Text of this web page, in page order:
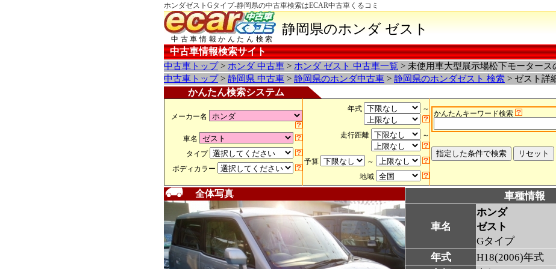
ホンダゼストGタイプ-静岡県の中古車検索はECAR中古車くるコミ
中古車情報かんたん検索
静岡県のホンダ ゼスト
中古車情報検索サイト
中古車トップ> ホンダ 中古車 > ホンダ ゼスト 中古車一覧 > 未使用車大型展示場松下モータース
中古車トップ> 静岡県 中古車 > 静岡県のホンダ中古車 > 静岡県のホンダゼスト 検索 > ゼスト詳
かんたん検索システム
メーカー名
車名
タイプ
ボディカラー
年式 ～
走行距離 ～
予算
～
地域
かんたんキーワード検索
全体写真 車種情報
車名
ホンダ
ゼスト
Gタイプ
年式
H18(2006)年式